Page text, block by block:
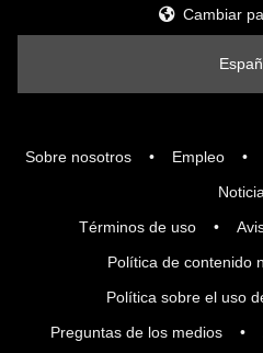
Sobre nosotros Empleo
Términos de uso
Política de contenido
Política sobre el uso
Preguntas de los medios
Cambiar